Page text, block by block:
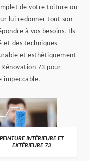
de votre toiture ou
lui redonner tout son
à vos besoins. Ils
et des techniques
et esthétiquement
Rénovation 73 pour
impeccable.
PEINTURE INTÉRIEURE ET
EXTÉRIEURE 73